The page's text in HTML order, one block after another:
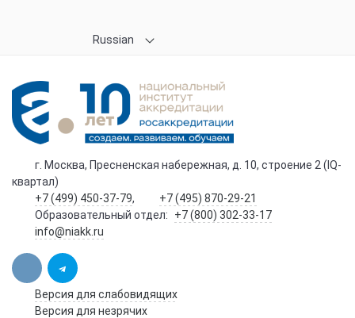
Russian
г. Москва, Пресненская набережная, д. 10, строение 2 (IQ-
квартал)
+7 (499) 450-37-79,
+7 (495) 870-29-21
Образовательный отдел:
+7 (800) 302-33-17
info@niakk.ru
Версия для слабовидящих
Версия для незрячих